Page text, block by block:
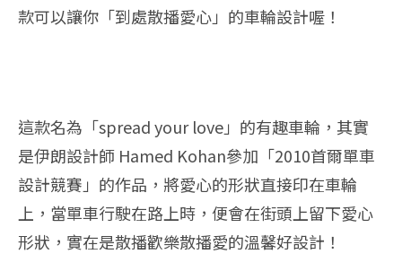
款可以讓你「到處散播愛心」的車輪設計喔！
這款名為「spread your love」的有趣車輪，其實
是伊朗設計師 Hamed Kohan參加「2010首爾單車
設計競賽」的作品，將愛心的形狀直接印在車輪
上，當單車行駛在路上時，便會在街頭上留下愛心
形狀，實在是散播歡樂散播愛的溫馨好設計！